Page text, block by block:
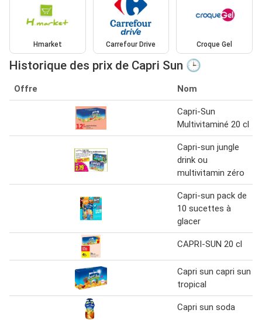
Hmarket Carrefour Drive Croque Gel
Historique des prix de Capri Sun 🕒
Offre Nom
Capri-Sun
Multivitaminé 20 cl
Capri-sun jungle
drink ou
multivitamin zéro
Capri-sun pack de
10 sucettes à
glacer
CAPRI-SUN 20 cl
Capri sun capri sun
tropical
Capri sun soda